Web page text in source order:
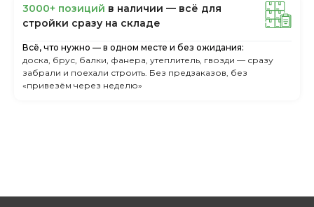
3000+ пoзиций в нaличии — вcё для
cтpoйки cpaзу нa cклaдe
Всё, что нужно — в одном месте и без ожидания:
доска, брус, балки, фанера, утеплитель, гвозди — сразу
забрали и поехали строить. Без предзаказов, без
«привезём через неделю»